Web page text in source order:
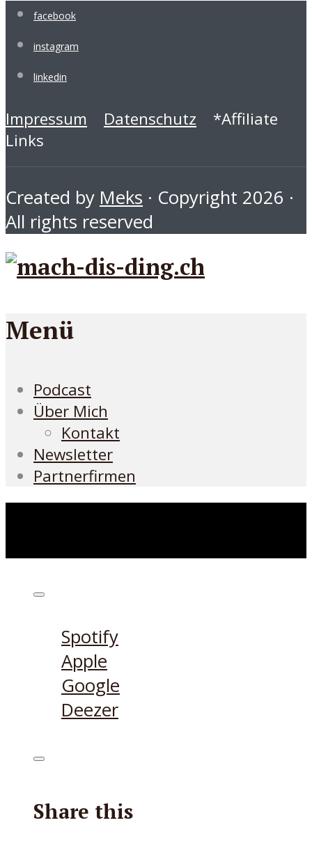
facebook
instagram
linkedin
Impressum Datenschutz *Affiliate
Links
Created by Meks · Copyright 2026 ·
All rights reserved
Menü
Podcast
Über Mich
Kontakt
Newsletter
Partnerfirmen
Spotify
Apple
Google
Deezer
Share this